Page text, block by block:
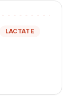
LACTATE